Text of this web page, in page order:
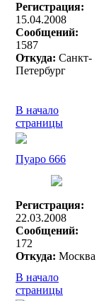
Регистрация:
15.04.2008
Сообщений:
1587
Откуда: Санкт-
Петербург
В начало
страницы
Пуаро 666
Регистрация:
22.03.2008
Сообщений:
172
Откуда: Москва
В начало
страницы